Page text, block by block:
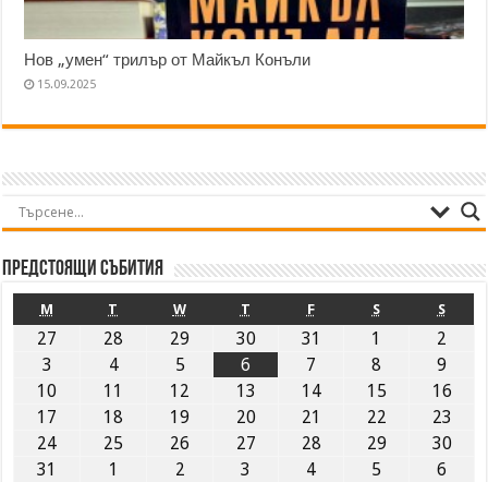
Нов „умен“ трилър от Майкъл Конъли
15.09.2025
Предстоящи събития
M T W T F S S
27 28 29 30 31 1
2
3
4 5 6 7 8
9
10
11 12 13 14 15
16
17
18 19 20 21 22
23
24
25 26 27 28 29
30
31
1 2 3 4 5 6